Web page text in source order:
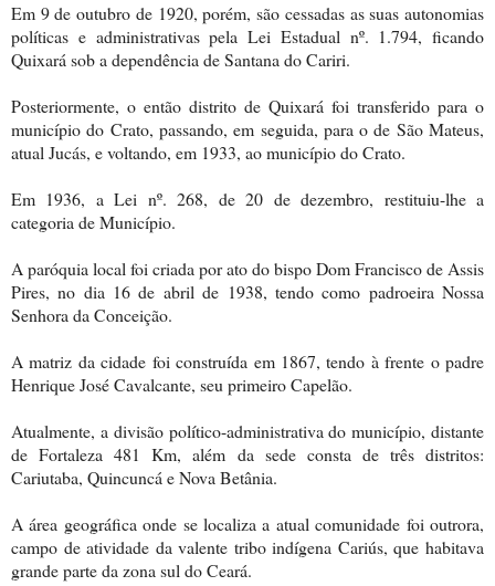
Em 9 de outubro de 1920, porém, são cessadas as suas autonomias
políticas e administrativas pela Lei Estadual nº. 1.794, ficando
Quixará sob a dependência de Santana do Cariri.
Posteriormente, o então distrito de Quixará foi transferido para o
município do Crato, passando, em seguida, para o de São Mateus,
atual Jucás, e voltando, em 1933, ao município do Crato.
Em 1936, a Lei nº. 268, de 20 de dezembro, restituiu-lhe a
categoria de Município.
A paróquia local foi criada por ato do bispo Dom Francisco de Assis
Pires, no dia 16 de abril de 1938, tendo como padroeira Nossa
Senhora da Conceição.
A matriz da cidade foi construída em 1867, tendo à frente o padre
Henrique José Cavalcante, seu primeiro Capelão.
Atualmente, a divisão político-administrativa do município, distante
de Fortaleza481 Km, além da sede consta de três distritos:
Cariutaba, Quincuncá e Nova Betânia.
A área geográfica onde se localiza a atual comunidade foi outrora,
campo de atividade da valente tribo indígena Cariús, que habitava
grande parte da zona sul do Ceará.